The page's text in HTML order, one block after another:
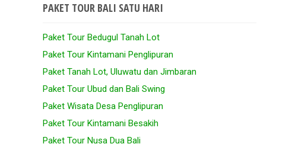
PAKET TOUR BALI SATU HARI
Paket Tour Bedugul Tanah Lot
Paket Tour Kintamani Penglipuran
Paket Tanah Lot, Uluwatu dan Jimbaran
Paket Tour Ubud dan Bali Swing
Paket Wisata Desa Penglipuran
Paket Tour Kintamani Besakih
Paket Tour Nusa Dua Bali